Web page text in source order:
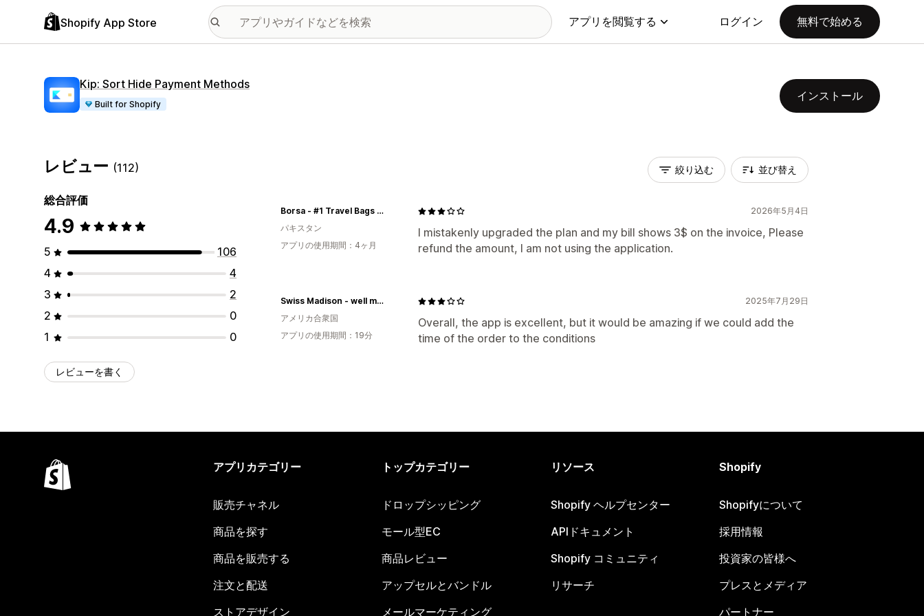
Shopify App Store アプリを閲覧する ログイン 無料で始める
Kip: Sort Hide Payment Methods
Built for Shopify
インストール
レビュー (112)
総合評価
4.9
5
106
4
4
3
2
2
0
1
0
レビューを書く
絞り込む 並び替え
2026年5月4日
I mistakenly upgraded the plan and my bill shows 3$ on the invoice, Please
refund the amount, I am not using the application.
Borsa - #1 Travel Bags Store In Pakistan
パキスタン
アプリの使用期間：4ヶ月
2025年7月29日
Overall, the app is excellent, but it would be amazing if we could add the
time of the order to the conditions
Swiss Madison - well made forever
アメリカ合衆国
アプリの使用期間：19分
アプリカテゴリー
販売チャネル
商品を探す
商品を販売する
注文と配送
ストアデザイン
トップカテゴリー
ドロップシッピング
モール型EC
商品レビュー
アップセルとバンドル
メールマーケティング
リソース
Shopify ヘルプセンター
APIドキュメント
Shopify コミュニティ
リサーチ
Shopify
Shopifyについて
採用情報
投資家の皆様へ
プレスとメディア
パートナー